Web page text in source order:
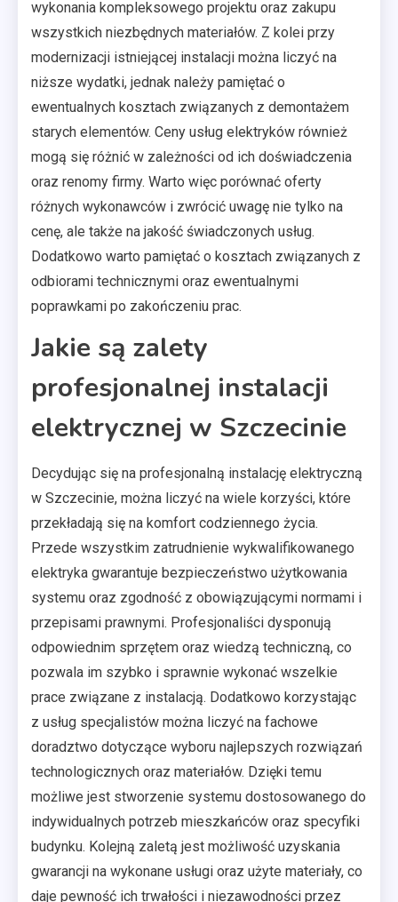
wykonania kompleksowego projektu oraz zakupu
wszystkich niezbędnych materiałów. Z kolei przy
modernizacji istniejącej instalacji można liczyć na
niższe wydatki, jednak należy pamiętać o
ewentualnych kosztach związanych z demontażem
starych elementów. Ceny usług elektryków również
mogą się różnić w zależności od ich doświadczenia
oraz renomy firmy. Warto więc porównać oferty
różnych wykonawców i zwrócić uwagę nie tylko na
cenę, ale także na jakość świadczonych usług.
Dodatkowo warto pamiętać o kosztach związanych z
odbiorami technicznymi oraz ewentualnymi
poprawkami po zakończeniu prac.
Jakie są zalety
profesjonalnej instalacji
elektrycznej w Szczecinie
Decydując się na profesjonalną instalację elektryczną
w Szczecinie, można liczyć na wiele korzyści, które
przekładają się na komfort codziennego życia.
Przede wszystkim zatrudnienie wykwalifikowanego
elektryka gwarantuje bezpieczeństwo użytkowania
systemu oraz zgodność z obowiązującymi normami i
przepisami prawnymi. Profesjonaliści dysponują
odpowiednim sprzętem oraz wiedzą techniczną, co
pozwala im szybko i sprawnie wykonać wszelkie
prace związane z instalacją. Dodatkowo korzystając
z usług specjalistów można liczyć na fachowe
doradztwo dotyczące wyboru najlepszych rozwiązań
technologicznych oraz materiałów. Dzięki temu
możliwe jest stworzenie systemu dostosowanego do
indywidualnych potrzeb mieszkańców oraz specyfiki
budynku. Kolejną zaletą jest możliwość uzyskania
gwarancji na wykonane usługi oraz użyte materiały, co
daje pewność ich trwałości i niezawodności przez